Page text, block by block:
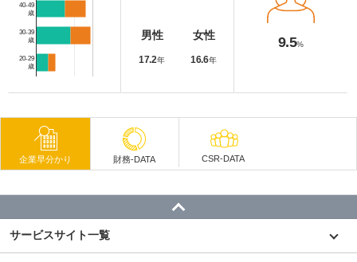
40-49
歳
30-39
歳
20-29
歳
男性
17.2年
女性
16.6年
9.5%
企業早分かり 財務-DATA CSR-DATA
サービスサイト一覧